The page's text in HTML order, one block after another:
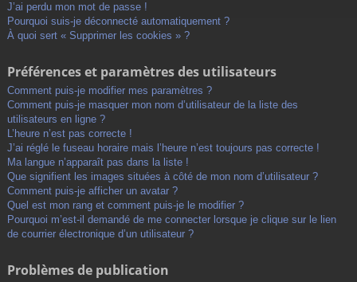
J’ai perdu mon mot de passe !
Pourquoi suis-je déconnecté automatiquement ?
À quoi sert « Supprimer les cookies » ?
Préférences et paramètres des utilisateurs
Comment puis-je modifier mes paramètres ?
Comment puis-je masquer mon nom d’utilisateur de la liste des
utilisateurs en ligne ?
L’heure n’est pas correcte !
J’ai réglé le fuseau horaire mais l’heure n’est toujours pas correcte !
Ma langue n’apparaît pas dans la liste !
Que signifient les images situées à côté de mon nom d’utilisateur ?
Comment puis-je afficher un avatar ?
Quel est mon rang et comment puis-je le modifier ?
Pourquoi m’est-il demandé de me connecter lorsque je clique sur le lien
de courrier électronique d’un utilisateur ?
Problèmes de publication